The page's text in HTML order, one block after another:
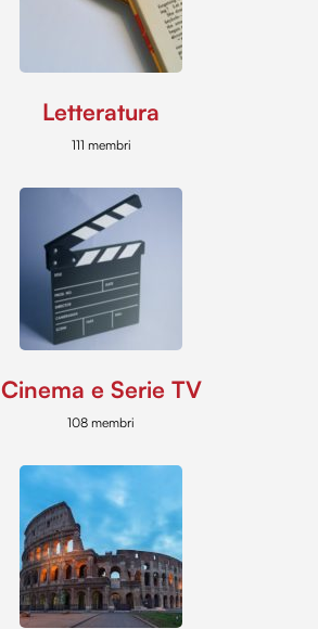
Letteratura
111 membri
Cinema e Serie TV
108 membri